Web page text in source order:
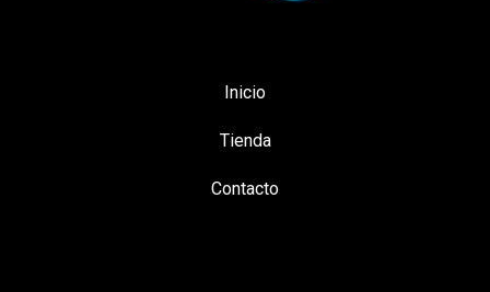
Inicio
Tienda
Contacto